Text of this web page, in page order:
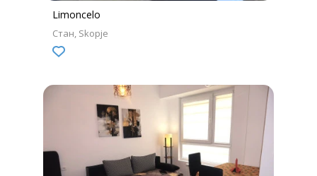
Limoncelo
Стан Skopje